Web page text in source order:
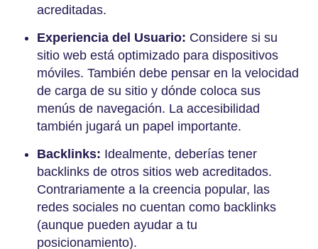
acreditadas.
Experiencia del Usuario: Considere si su
sitio web está optimizado para dispositivos
móviles. También debe pensar en la velocidad
de carga de su sitio y dónde coloca sus
menús de navegación. La accesibilidad
también jugará un papel importante.
Backlinks: Idealmente, deberías tener
backlinks de otros sitios web acreditados.
Contrariamente a la creencia popular, las
redes sociales no cuentan como backlinks
(aunque pueden ayudar a tu
posicionamiento).